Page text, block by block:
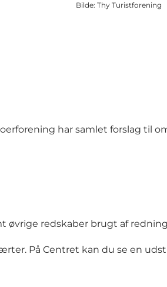
Bilde: Thy Turistforening
har samlet forslag til
øvrige redskaber brugt af
På Centret kan du se en